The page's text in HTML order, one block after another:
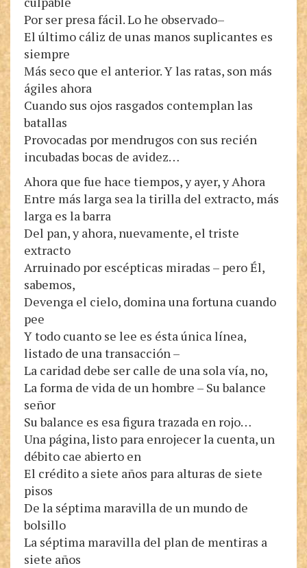
Por ser presa fácil. Lo he observado–
El último cáliz de unas manos suplicantes es
siempre
Más seco que el anterior. Y las ratas, son más
ágiles ahora
Cuando sus ojos rasgados contemplan las
batallas
Provocadas por mendrugos con sus recién
incubadas bocas de avidez…
Ahora que fue hace tiempos, y ayer, y Ahora
Entre más larga sea la tirilla del extracto, más
larga es la barra
Del pan, y ahora, nuevamente, el triste
extracto
Arruinado por escépticas miradas – pero Él,
sabemos,
Devenga el cielo, domina una fortuna cuando
pee
Y todo cuanto se lee es ésta única línea,
listado de una transacción –
La caridad debe ser calle de una sola vía, no,
La forma de vida de un hombre – Su balance
señor
Su balance es esa figura trazada en rojo…
Una página, listo para enrojecer la cuenta, un
débito cae abierto en
El crédito a siete años para alturas de siete
pisos
De la séptima maravilla de un mundo de
bolsillo
La séptima maravilla del plan de mentiras a
siete años